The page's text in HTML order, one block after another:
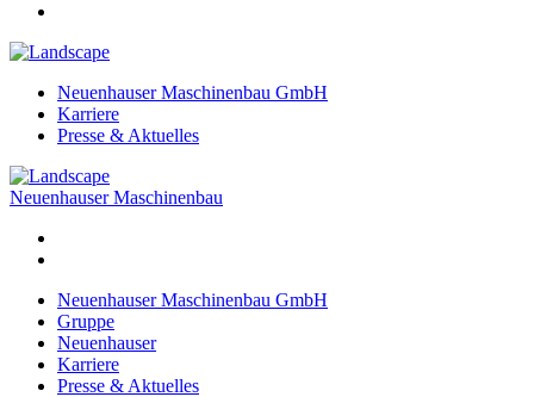
Neuenhauser Maschinenbau GmbH
Karriere
Presse & Aktuelles
Neuenhauser Maschinenbau
Neuenhauser Maschinenbau GmbH
Gruppe
Neuenhauser
Karriere
Presse & Aktuelles